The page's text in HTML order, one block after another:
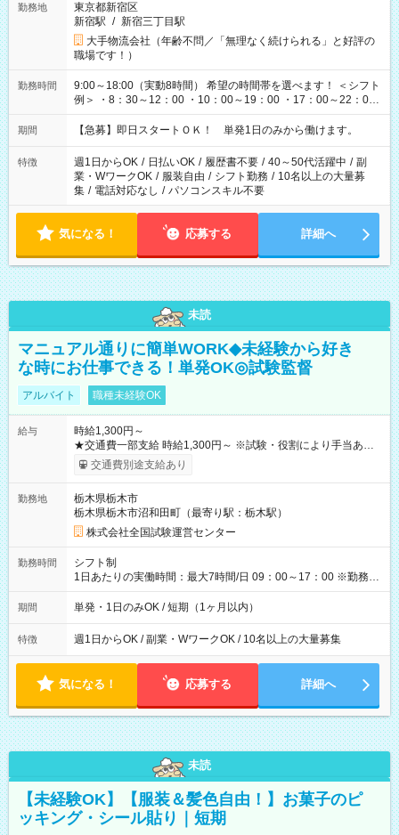
勤務地
東京都新宿区
新宿駅 / 新宿三丁目駅
大手物流会社（年齢不問／「無理なく続けられる」と好評の
職場です！）
勤務時間
9:00～18:00（実動8時間） 希望の時間帯を選べます！ ＜シフト
例＞ ・8：30～12：00 ・10：00～19：00 ・17：00～22：00
・13：00～22：00 ・22：00～翌6：00 など
期間 【急募】即日スタートＯＫ！ 単発1日のみから働けます。
特徴 週1日からOK / 日払いOK / 履歴書不要 / 40～50代活躍中 / 副
業・WワークOK / 服装自由 / シフト勤務 / 10名以上の大量募
集 / 電話対応なし / パソコンスキル不要
気になる！ 応募する 詳細へ
未読
マニュアル通りに簡単WORK◆未経験から好き
な時にお仕事できる！単発OK◎試験監督
アルバイト 職種未経験OK
給与
時給1,300円～
★交通費一部支給 時給1,300円～ ※試験・役割により手当あり
※勤務回数により昇給あり 【即給（前払い）オプションあ
り！】 希望される場合、勤務から1週間ほどで給与の一部を受け
例】 ・河合塾模擬試験 8:30～17:30（休憩1時間） 時給1,300円
×8時間＝日収10,400円＋交通費 ※当日の役割により時給＋100
円の場合あり ・国家試験 7:00～13:30（休憩なし） 時給1,300
円（役割手当＋100円）×6時間＝日収8,400円＋交通費 【試用期
間】試用期間なし
交通費別途支給あり
勤務地
栃木県栃木市
栃木県栃木市沼和田町（最寄り駅：栃木駅）
株式会社全国試験運営センター
勤務時間
シフト制
1日あたりの実働時間：最大7時間/日 09：00～17：00 ※勤務時
間は 試験により異なります。
期間 単発・1日のみOK / 短期（1ヶ月以内）
特徴 週1日からOK / 副業・WワークOK / 10名以上の大量募集
気になる！ 応募する 詳細へ
未読
【未経験OK】【服装＆髪色自由！】お菓子のピ
ッキング・シール貼り｜短期